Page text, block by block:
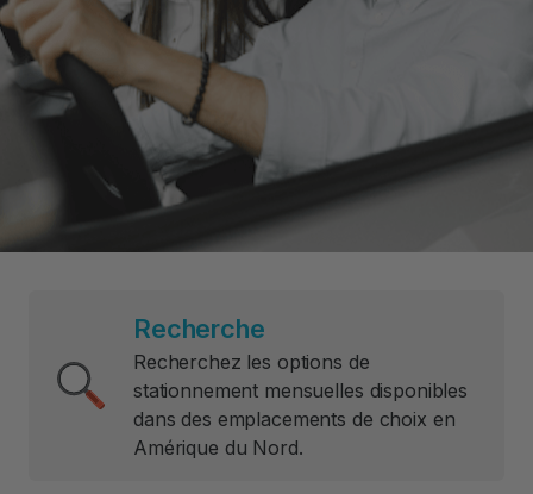
Recherche
Recherchez les options de
stationnement mensuelles disponibles
dans des emplacements de choix en
Amérique du Nord.